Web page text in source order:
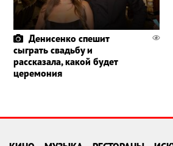
Денисенко спешит
сыграть свадьбу и
рассказала, какой будет
церемония